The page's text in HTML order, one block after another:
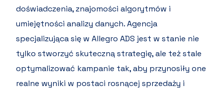
doświadczenia, znajomości algorytmów i
umiejętności analizy danych. Agencja
specjalizująca się w Allegro ADS jest w stanie nie
tylko stworzyć skuteczną strategię, ale też stale
optymalizować kampanie tak, aby przynosiły one
realne wyniki w postaci rosnącej sprzedaży i